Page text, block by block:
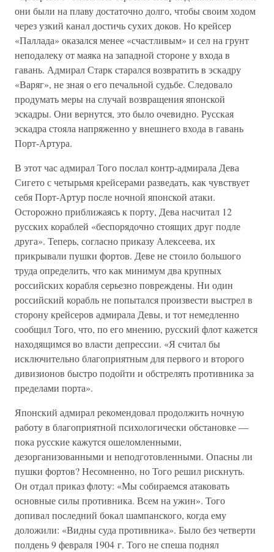
они были на плаву достаточно долго, чтобы своим ходом
через узкий канал достичь сухих доков. Но крейсер
«Паллада» оказался менее «счастливым» и сел на грунт
неподалеку от маяка на западной стороне у входа в
гавань. Адмирал Старк старался возвратить в эскадру
«Варяг», не зная о его печальной судьбе. Следовало
продумать меры на случай возвращения японской
эскадры. Они вернутся, это было очевидно. Русская
эскадра стояла напряженно у внешнего входа в гавань
Порт-Артура.
В этот час адмирал Того послал контр-адмирала Дева
Сигето с четырьмя крейсерами разведать, как чувствует
себя Порт-Артур после ночной японской атаки.
Осторожно приближаясь к порту, Дева насчитал 12
русских кораблей «беспорядочно стоящих друг подле
друга». Теперь, согласно приказу Алексеева, их
прикрывали пушки фортов. Деве не стоило большого
труда определить, что как минимум два крупных
российских корабля серьезно повреждены. Ни один
российский корабль не попытался произвести выстрел в
сторону крейсеров адмирала Девы, и тот немедленно
сообщил Того, что, по его мнению, русский флот кажется
находящимся во власти депрессии. «Я считал бы
исключительно благоприятным для первого и второго
дивизионов быстро подойти и обстрелять противника за
пределами порта».
Японский адмирал рекомендовал продолжить ночную
работу в благоприятной психологически обстановке —
пока русские кажутся ошеломленными,
дезорганизованными и неподготовленными. Опасны ли
пушки фортов? Несомненно, но Того решил рискнуть.
Он отдал приказ флоту: «Мы собираемся атаковать
основные силы противника. Всем на ужин». Того
допивал последний бокал шампанского, когда ему
доложили: «Видны суда противника». Было без четверти
полдень 9 февраля 1904 г. Того не спеша поднял